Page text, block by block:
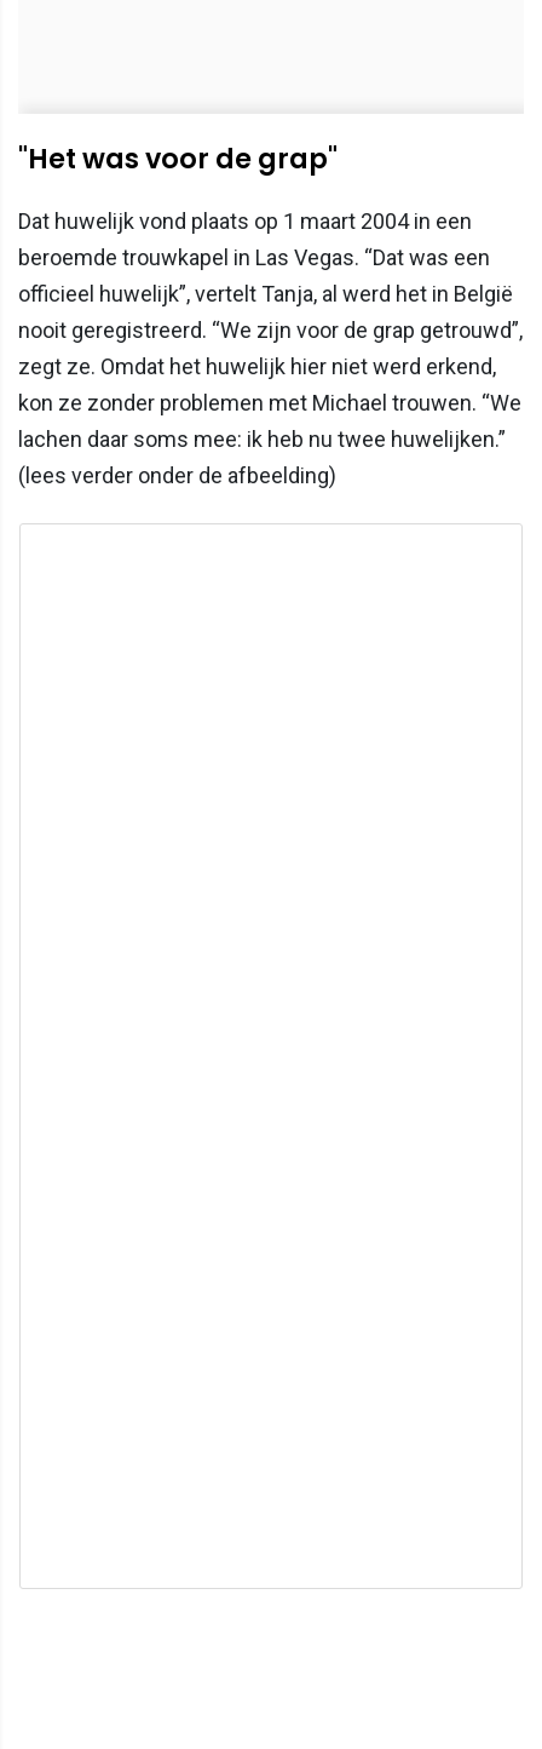
"Het was voor de grap"
Dat huwelijk vond plaats op 1 maart 2004 in een
beroemde trouwkapel in Las Vegas. “Dat was een
officieel huwelijk”, vertelt Tanja, al werd het in België
nooit geregistreerd. “We zijn voor de grap getrouwd”,
zegt ze. Omdat het huwelijk hier niet werd erkend,
kon ze zonder problemen met Michael trouwen. “We
lachen daar soms mee: ik heb nu twee huwelijken.”
(lees verder onder de afbeelding)